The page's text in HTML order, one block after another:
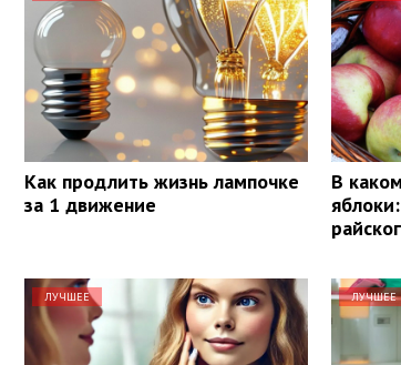
Как продлить жизнь лампочке
за 1 движение
В
ЛУЧШЕЕ ЛУЧШЕЕ